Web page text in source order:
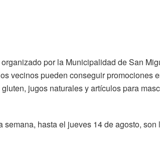
por la Municipalidad de San
vecinos pueden conseguir promociones
jugos naturales y artículos para
hasta el jueves 14 de agosto, son